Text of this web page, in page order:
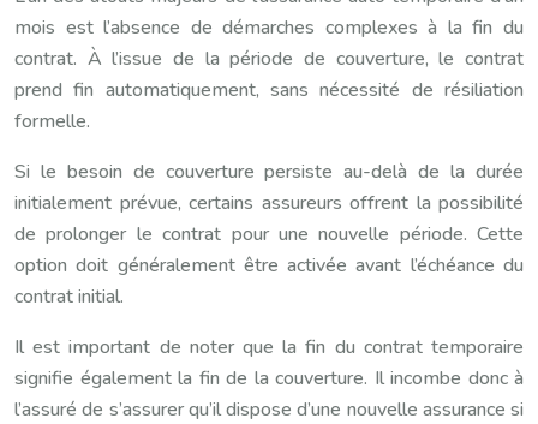
mois est l’absence de démarches complexes à la fin du
contrat. À l’issue de la période de couverture, le contrat
prend fin automatiquement, sans nécessité de résiliation
formelle.
Si le besoin de couverture persiste au-delà de la durée
initialement prévue, certains assureurs offrent la possibilité
de prolonger le contrat pour une nouvelle période. Cette
option doit généralement être activée avant l’échéance du
contrat initial.
Il est important de noter que la fin du contrat temporaire
signifie également la fin de la couverture. Il incombe donc à
l’assuré de s’assurer qu’il dispose d’une nouvelle assurance si